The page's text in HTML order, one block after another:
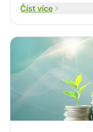
Číst více